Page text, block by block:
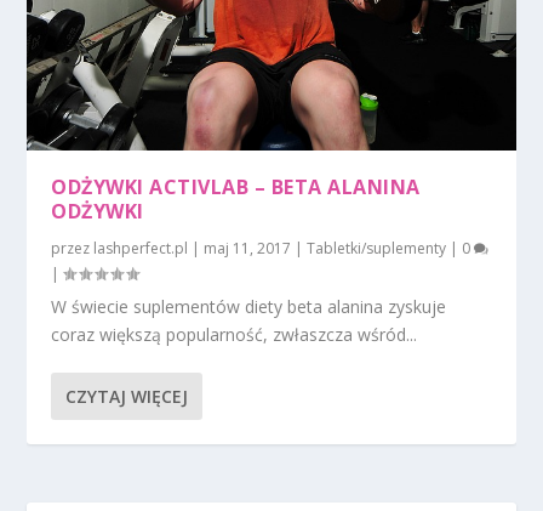
ODŻYWKI ACTIVLAB – BETA ALANINA
ODŻYWKI
przez lashperfect.pl | maj 11, 2017 |Tabletki/suplementy | 0
|
W świecie suplementów diety beta alanina zyskuje
coraz większą popularność, zwłaszcza wśród...
CZYTAJ WIĘCEJ